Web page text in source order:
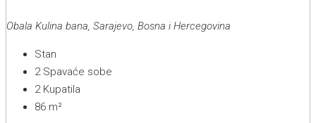
Obala Kulina bana, Sarajevo, Bosna i Hercegovina
Stan
2 Spavaće sobe
2 Kupatila
86 m²